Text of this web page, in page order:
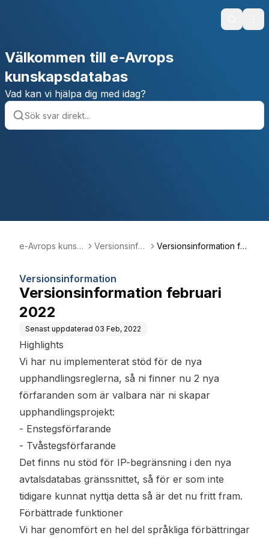
Search
Välkommen till e-Avrops
kunskapsdatabas
Vad kan vi hjälpa dig med idag?
e-Avrops kunsk
Versionsinfor
Versionsinformation fe
Versionsinformation
Versionsinformation februari
2022
Senast uppdaterad 03 Feb, 2022
Highlights
Vi har nu implementerat stöd för de nya
upphandlingsreglerna, så ni finner nu 2 nya
förfaranden som är valbara när ni skapar
upphandlingsprojekt:
- Enstegsförfarande
- Tvåstegsförfarande
Det finns nu stöd för IP-begränsning i den nya
avtalsdatabas gränssnittet, så för er som inte
tidigare kunnat nyttja detta så är det nu fritt fram.
Förbättrade funktioner
Vi har genomfört en hel del språkliga förbättringar